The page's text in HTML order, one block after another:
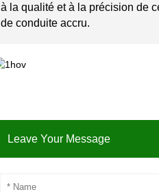
à la qualité et à la précision de
de conduite accru.
Leave Your Message